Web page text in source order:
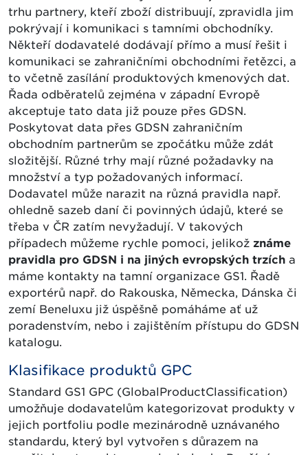
trhu partnery, kteří zboží distribuují, zpravidla jim
pokrývají i komunikaci s tamními obchodníky.
Někteří dodavatelé dodávají přímo a musí řešit i
komunikaci se zahraničními obchodními řetězci, a
to včetně zasílání produktových kmenových dat.
Řada odběratelů zejména v západní Evropě
akceptuje tato data již pouze přes GDSN.
Poskytovat data přes GDSN zahraničním
obchodním partnerům se zpočátku může zdát
složitější. Různé trhy mají různé požadavky na
množství a typ požadovaných informací.
Dodavatel může narazit na různá pravidla např.
ohledně sazeb daní či povinných údajů, které se
třeba v ČR zatím nevyžadují. V takových
případech můžeme rychle pomoci, jelikož známe
pravidla pro GDSN i na jiných evropských trzích a
máme kontakty na tamní organizace GS1. Řadě
exportérů např. do Rakouska, Německa, Dánska či
zemí Beneluxu již úspěšně pomáháme ať už
poradenstvím, nebo i zajištěním přístupu do GDSN
katalogu.
Klasifikace produktů GPC
Standard GS1 GPC (GlobalProductClassification)
umožňuje dodavatelům kategorizovat produkty v
jejich portfoliu podle mezinárodně uznávaného
standardu, který byl vytvořen s důrazem na